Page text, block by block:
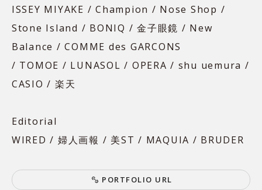
ISSEY MIYAKE / Champion / Nose Shop /
Stone Island / BONIQ / 金子眼鏡 / New
Balance / COMME des GARCONS
/ TOMOE / LUNASOL / OPERA / shu uemura /
CASIO / 楽天
Editorial
WIRED / 婦人画報 / 美ST / MAQUIA / BRUDER
P ORTFOLIO U RL